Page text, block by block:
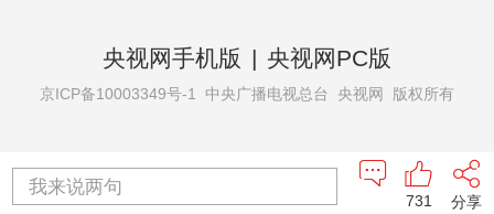
央视网手机版 | 央视网PC版
京ICP备10003349号-1 中央广播电视总台 央视网 版权所有
我来说两句
分享
731